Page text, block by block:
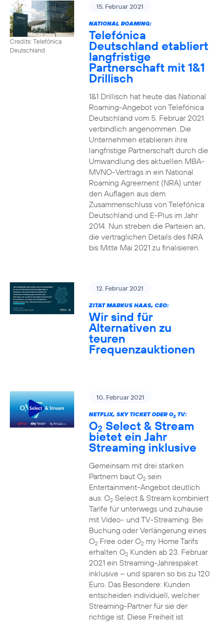
Credits: Telefónica
Deutschland
15. Februar 2021
NATIONAL ROAMING:
Telefónica
Deutschland etabliert
langfristige
Partnerschaft mit 1&1
Drillisch
1&1 Drillisch hat heute das National
Roaming-Angebot von Telefónica
Deutschland vom 5. Februar 2021
verbindlich angenommen. Die
Unternehmen etablieren ihre
langfristige Partnerschaft durch die
Umwandlung des aktuellen MBA-
MVNO-Vertrags in ein National
Roaming Agreement (NRA) unter
den Auflagen aus dem
Zusammenschluss von Telefónica
Deutschland und E-Plus im Jahr
2014. Nun streben die Parteien an,
die vertraglichen Details des NRA
bis Mitte Mai 2021 zu finalisieren.
12. Februar 2021
ZITAT MARKUS HAAS, CEO:
Wir sind für
Alternativen zu
teuren
Frequenzauktionen
10. Februar 2021
NETFLIX, SKY TICKET ODER O2TV:
O2 Select & Stream
bietet ein Jahr
Streaming inklusive
Gemeinsam mit drei starken
Partnern baut O2sein
Entertainment-Angebot deutlich
aus: O2Select & Stream kombiniert
Tarife für unterwegs und zuhause
mit Video- und TV-Streaming. Bei
Buchung oder Verlängerung eines
O2Free oder O2my Home Tarifs
erhalten O2Kunden ab 23. Februar
2021 ein Streaming-Jahrespaket
inklusive – und sparen so bis zu 120
Euro. Das Besondere: Kunden
entscheiden individuell, welcher
Streaming-Partner für sie der
richtige ist. Diese Freiheit ist